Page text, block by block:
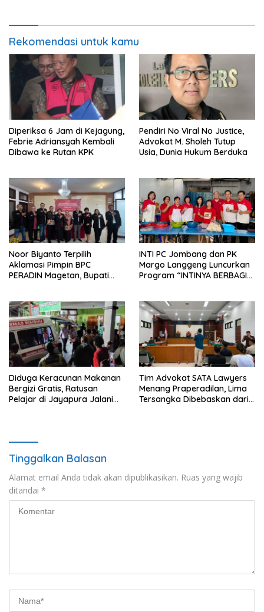
Rekomendasi untuk kamu
Diperiksa 6 Jam di Kejagung,
Febrie Adriansyah Kembali
Dibawa ke Rutan KPK
Pendiri No Viral No Justice,
Advokat M. Sholeh Tutup
Usia, Dunia Hukum Berduka
Noor Biyanto Terpilih
Aklamasi Pimpin BPC
PERADIN Magetan, Bupati
INTI PC Jombang dan PK
Margo Langgeng Luncurkan
Program “INTINYA BERBAGI”,
Diduga Keracunan Makanan
Bergizi Gratis, Ratusan
Pelajar di Jayapura Jalani
Tim Advokat SATA Lawyers
Menang Praperadilan, Lima
Tersangka Dibebaskan dari
Tinggalkan Balasan
Alamat email Anda tidak akan dipublikasikan. Ruas yang wajib
ditandai *